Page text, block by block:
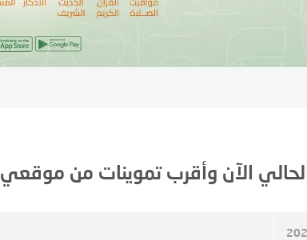
الآن وأقرب تموينات من موقعي